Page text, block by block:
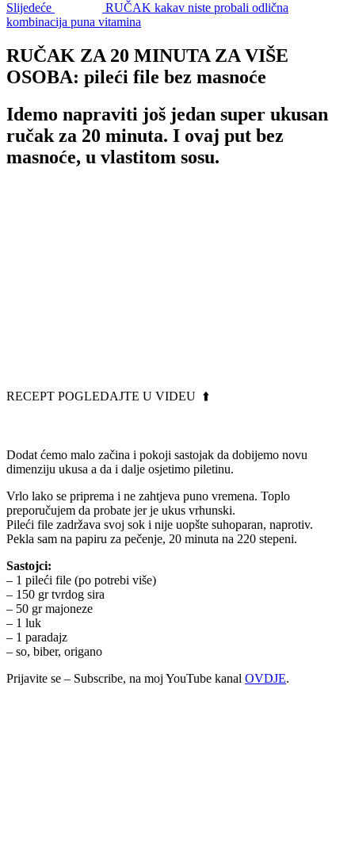
Slijedeće
RUČAK kakav niste probali odlična
kombinacija puna vitamina
RUČAK ZA 20 MINUTA ZA VIŠE
OSOBA: pileći file bez masnoće
Idemo napraviti još jedan super ukusan
ručak za 20 minuta. I ovaj put bez
masnoće, u vlastitom sosu.
RECEPT POGLEDAJTE U VIDEU ⬆️
Dodat ćemo malo začina i pokoji sastojak da dobijemo novu
dimenziju ukusa a da i dalje osjetimo piletinu.
Vrlo lako se priprema i ne zahtjeva puno vremena. Toplo
preporučujem da probate jer je ukus vrhunski.
Pileći file zadržava svoj sok i nije uopšte suhoparan, naprotiv.
Pekla sam na papiru za pečenje, 20 minuta na 220 stepeni.
Sastojci:
– 1 pileći file (po potrebi više)
– 150 gr tvrdog sira
– 50 gr majoneze
– 1 luk
– 1 paradajz
– so, biber, origano
Prijavite se – Subscribe, na moj YouTube kanal OVDJE.